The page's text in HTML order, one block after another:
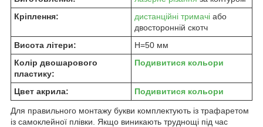
Кріплення:
дистанційні тримачі або
двосторонній скотч
Висота літери:
H=50 мм
Колір двошарового
пластику:
Подивитися кольори
Цвет акрила: Подивитися кольори
Для правильного монтажу букви комплектують із трафаретом
із самоклейної плівки. Якщо виникають труднощі під час